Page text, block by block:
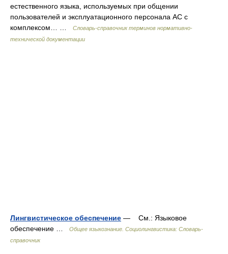
естественного языка, используемых при общении
пользователей и эксплуатационного персонала АС с
комплексом… …
Словарь-справочник терминов нормативно-
технической документации
Лингвистическое обеспечение — См.: Языковое
обеспечение …
Общее языкознание. Социолингвистика: Словарь-
справочник